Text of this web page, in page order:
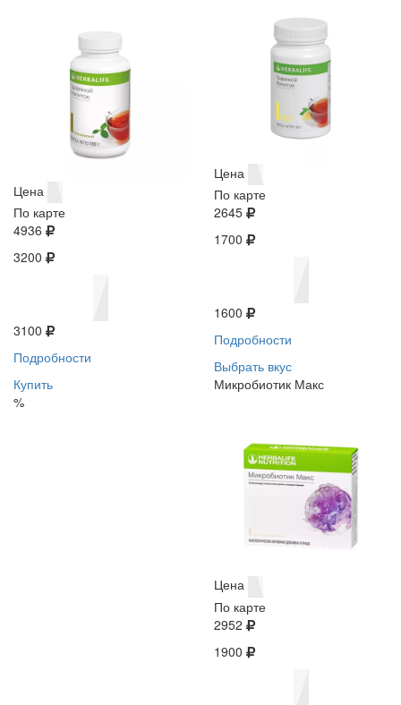
Цена
По карте
4936
3200
3100
Подробности
Купить
%
Цена
По карте
2645
1700
1600
Подробности
Выбрать вкус
Микробиотик Макс
Цена
По карте
2952
1900